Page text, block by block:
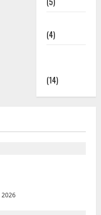
(4)
(14)
2026